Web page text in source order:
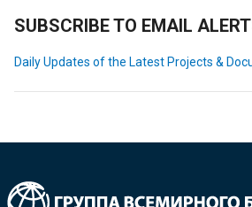
SUBSCRIBE TO EMAIL
Daily Updates of the Latest Projects &